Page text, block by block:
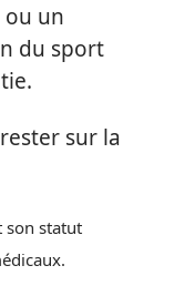
ou un
du sport
sur la
son statut